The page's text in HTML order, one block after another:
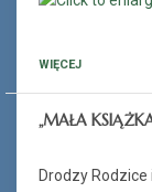
WIĘCEJ
„MAŁA
Drodzy Rodzice